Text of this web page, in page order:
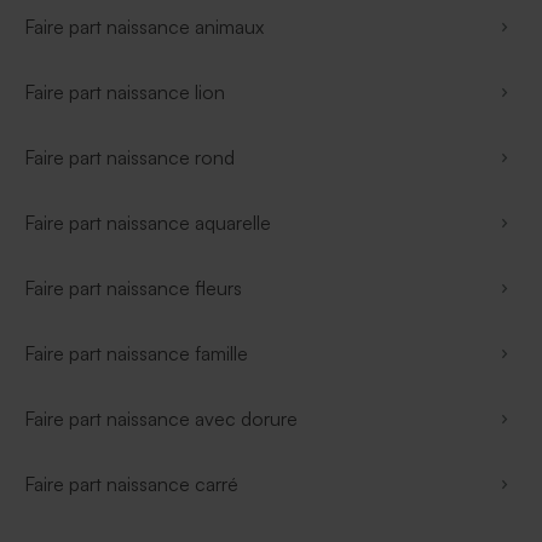
Faire part naissance animaux
Faire part naissance lion
Faire part naissance rond
Faire part naissance aquarelle
Faire part naissance fleurs
Faire part naissance famille
Faire part naissance avec dorure
Faire part naissance carré